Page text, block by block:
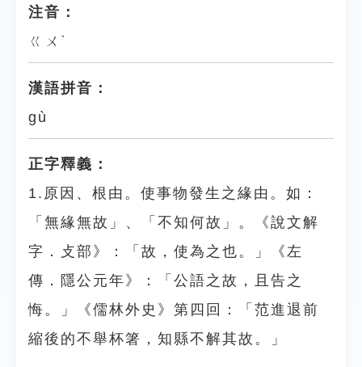
注音：
ㄍㄨˋ
漢語拼音：
gù
正字釋義：
1.原因、根由。使事物發生之緣由。如：
「無緣無故」、「不知何故」。《說文解
字．攴部》：「故，使為之也。」《左
傳．隱公元年》：「公語之故，且告之
悔。」《儒林外史》第四回：「范進退前
縮後的不舉杯箸，知縣不解其故。」